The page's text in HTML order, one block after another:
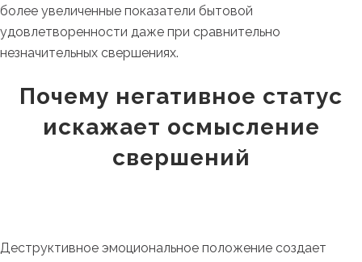
более увеличенные показатели бытовой
удовлетворенности даже при сравнительно
незначительных свершениях.
Почему негативное статус
искажает осмысление
свершений
Деструктивное эмоциональное положение создает